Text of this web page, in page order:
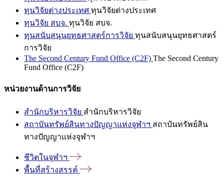
ทุนวิจัยต่างประเทศ ทุนวิจัยต่างประเทศ
ทุนวิจัย สบจ. ทุนวิจัย สบจ.
ทุนสนับสนุนยุทธศาสตร์การวิจัย ทุนสนับสนุนยุทธศาสตร์
การวิจัย
The Second Century Fund Office (C2F) The Second Century
Fund Office (C2F)
หน่วยงานด้านการวิจัย
สำนักบริหารวิจัย สำนักบริหารวิจัย
สถาบันทรัพย์สินทางปัญญาแห่งจุฬาฯ สถาบันทรัพย์สิน
ทางปัญญาแห่งจุฬาฯ
ชีวิตในจุฬาฯ
พื้นที่สร้างสรรค์